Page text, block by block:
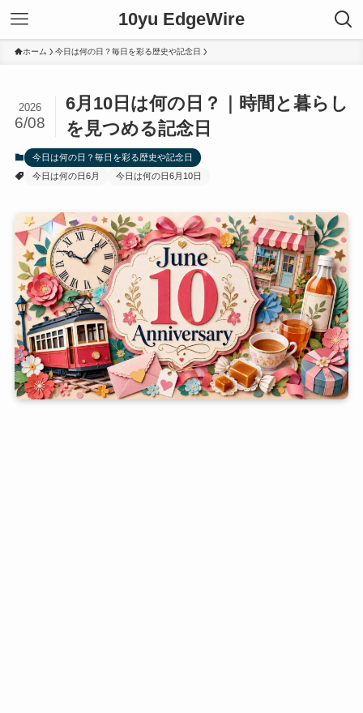
10yu EdgeWire
ホーム 今日は何の日？毎日を彩る歴史や記念日
6月10日は何の日？｜時間と暮らし
を見つめる記念日
2026
6/08
今日は何の日？毎日を彩る歴史や記念日
今日は何の日6月
今日は何の日6月10日